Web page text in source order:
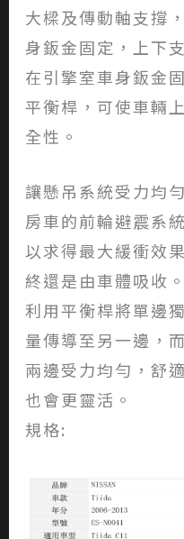
大樑及傳動軸支撐
身鈑金固定，上下
在引擎室車身鈑金
平衡桿，可使車輛
全性。
讓懸吊系統受力均
房車的前輪避震系
以求得最大緩衝效
終還是由車體吸收
利用平衡桿將單邊
量傳導至另一邊，
兩邊受力均勻，舒
也會更靈活。
規格: